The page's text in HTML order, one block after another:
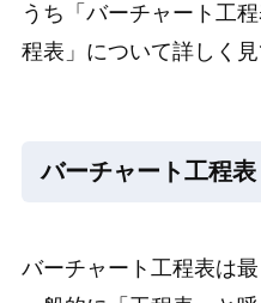
うち「バーチャート工
程表」について詳しく見
バーチャート工程表
バーチャート工程表は